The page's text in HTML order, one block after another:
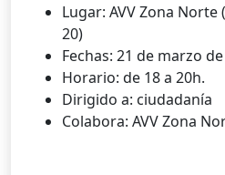
Lugar: AVV Zona Norte
20)
Fechas: 21 de marzo
Horario: de 18 a 20h.
Dirigido a: ciudadanía
Colabora: AVV Zona